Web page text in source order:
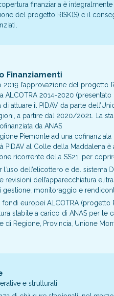
finanziaria è
del progetto RISK(S) e il
Finanziamenti
2019 l’approvazione del progetto
ALCOTRA 2014-2020
di attuare il PIDAV da parte
a partire dal 2020/2021. La
da ANAS
Piemonte ad una
PIDAV al Colle della Maddalena
ricorrente della SS21, per
l’uso dell’elicottero e del sistema
revisioni dell’apparecchiatura
gestione, monitoraggio e
fondi europei ALCOTRA
stabile a carico di ANAS per
di Regione, Provincia, Unione
e strutturali